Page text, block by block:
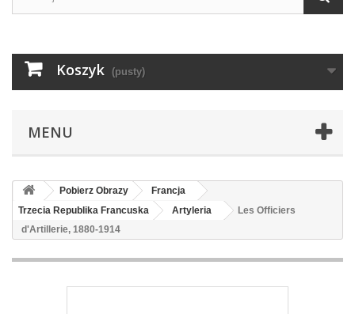
Koszyk (pusty)
MENU
Pobierz Obrazy
Francja
Trzecia Republika Francuska
Artyleria
Les Officiers
d'Artillerie, 1880-1914